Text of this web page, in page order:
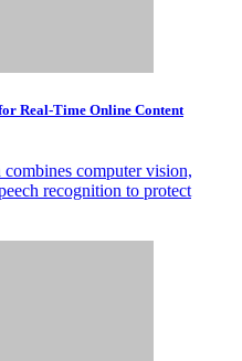
Real-Time Online Content
computer vision,
recognition to protect